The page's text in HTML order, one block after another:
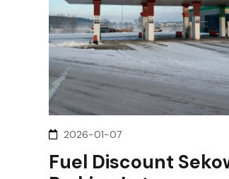
2026-01-07
Fuel Discount